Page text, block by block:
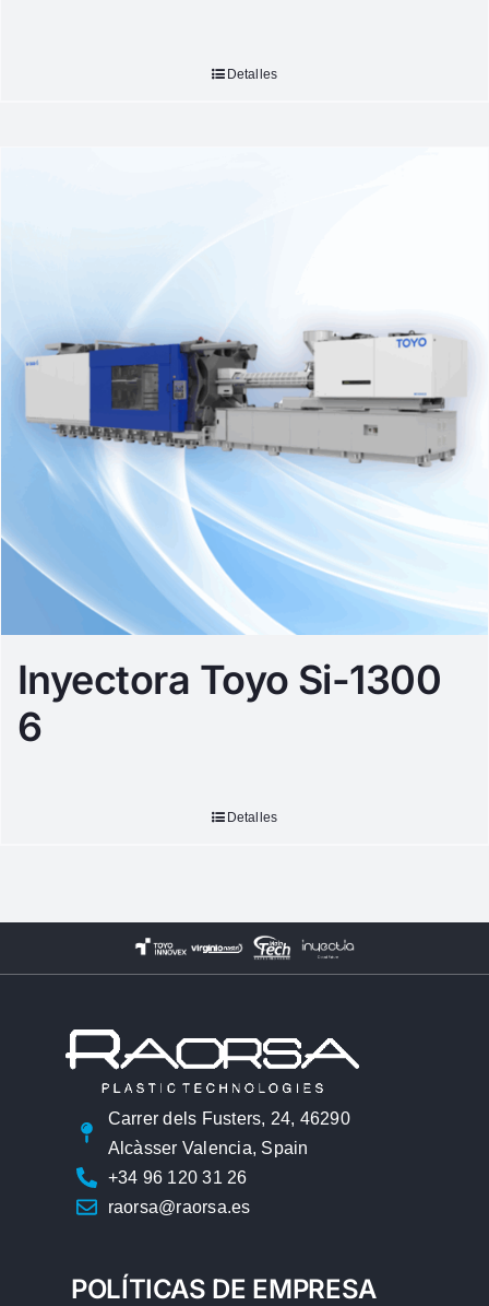
Detalles
Inyectora Toyo Si-1300
6
Detalles
Carrer dels Fusters, 24, 46290
Alcàsser Valencia, Spain
+34 96 120 31 26
raorsa@raorsa.es
POLÍTICAS DE EMPRESA